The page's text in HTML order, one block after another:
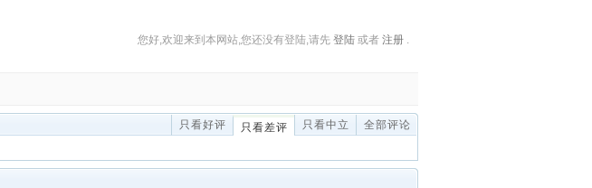
您好,欢迎来到本网站,您还没有登陆,请先 登陆 或者 注册 .
只看好评 只看差评 只看中立
全部评论